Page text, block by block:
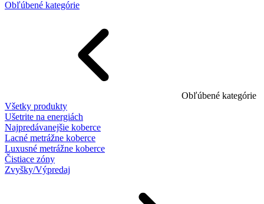
Obľúbené kategórie
Obľúbené kategórie
Všetky produkty
Ušetrite na energiách
Najpredávanejšie koberce
Lacné metrážne koberce
Luxusné metrážne koberce
Čistiace zóny
Zvyšky/Výpredaj